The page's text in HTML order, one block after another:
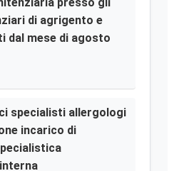
di agrigento e
dal mese di agosto
specialisti allergologi
incarico di